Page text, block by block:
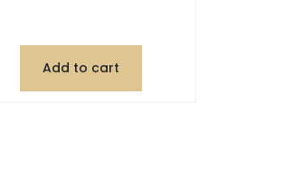
Add to cart